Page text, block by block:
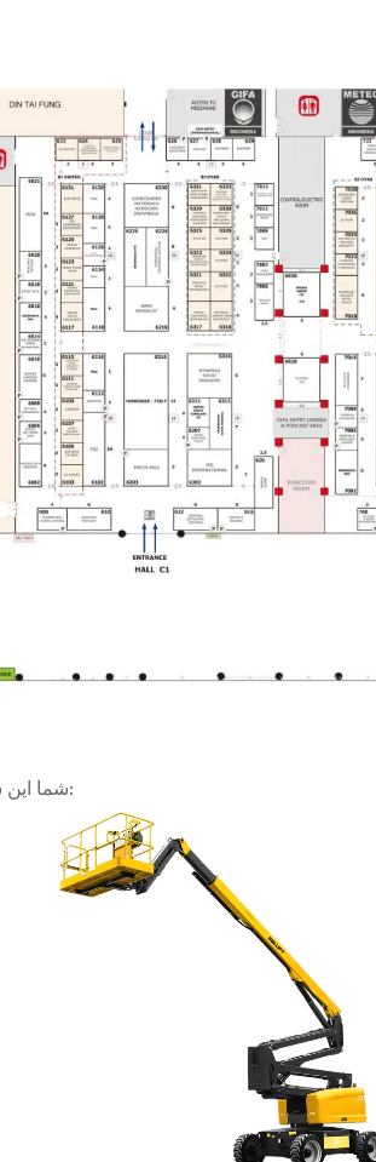
در غرفه SWLLIFT، شما این شانس را خواهید داشت که: